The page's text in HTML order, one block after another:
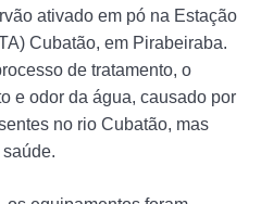
ativado em pó na Estação
Cubatão, em Pirabeiraba.
de tratamento, o
e odor da água, causado por
no rio Cubatão, mas